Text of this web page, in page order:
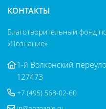
КОНТАКТЫ
Благотворительный фонд
«Познание»
1-й Волконский
127473
+7 (495) 568-02-60